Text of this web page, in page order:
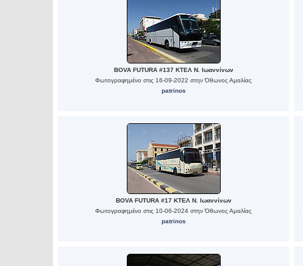
BOVA FUTURA #137 ΚΤΕΛ Ν. Ιωαννίνων
Φωτογραφημένο στις 16-09-2022 στην Όθωνος Αμαλίας
patrinos
BOVA FUTURA #17 ΚΤΕΛ Ν. Ιωαννίνων
Φωτογραφημένο στις 10-06-2024 στην Όθωνος Αμαλίας
patrinos